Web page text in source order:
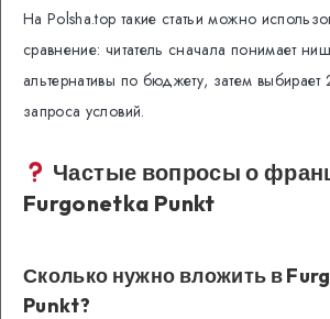
На Polsha.top такие статьи можно
сравнение: читатель сначала понимает
альтернативы по бюджету, затем
запроса условий.
Частые вопросы о
Furgonetka Punkt
Сколько нужно вложить в
Punkt?